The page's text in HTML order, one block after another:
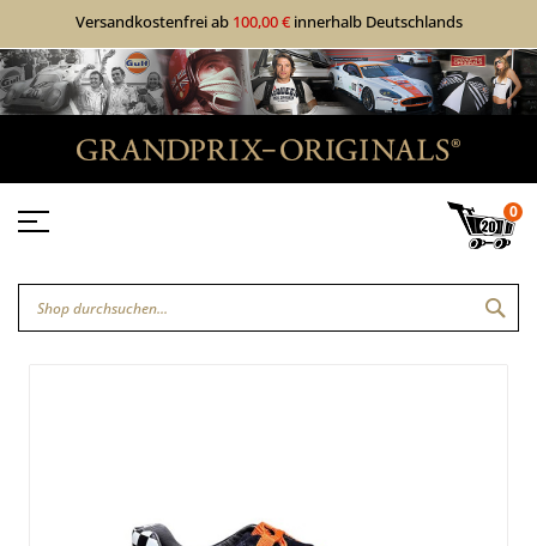
Versandkostenfrei ab 100,00 €innerhalb Deutschlands
0